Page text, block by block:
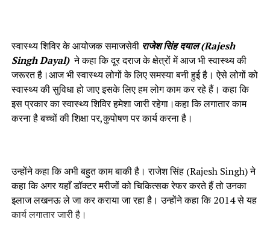
स्वास्थ्य शिविर के आयोजक समाजसेवी राजेश सिंह दयाल (Rajesh
Singh Dayal) ने कहा कि दूर दराज के क्षेत्रों में आज भी स्वास्थ्य की
जरूरत है।आज भी स्वास्थ्य लोगों के लिए समस्या बनी हुई है। ऐसे लोगों को
स्वास्थ्य की सुविधा हो जाए इसके लिए हम लोग काम कर रहे हैं। कहा कि
इस प्रकार का स्वास्थ्य शिविर हमेशा जारी रहेगा।कहा कि लगातार काम
करना है बच्चों की शिक्षा पर,कुपोषण पर कार्य करना है।
उन्होंने कहा कि अभी बहुत काम बाकी है। राजेश सिंह (Rajesh Singh) ने
कहा कि अगर यहाँ डॉक्टर मरीजों को चिकित्सक रेफर करते हैं तो उनका
इलाज लखनऊ ले जा कर कराया जा रहा है। उन्होंने कहा कि 2014 से यह
कार्य लगातार जारी है।